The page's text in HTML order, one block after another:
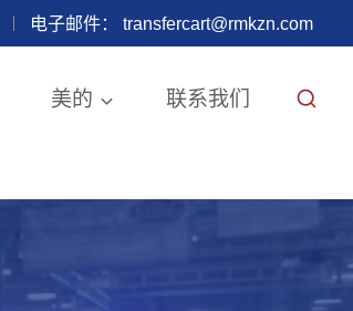
电子邮件： transfercart@rmkzn.com
美的 联系我们